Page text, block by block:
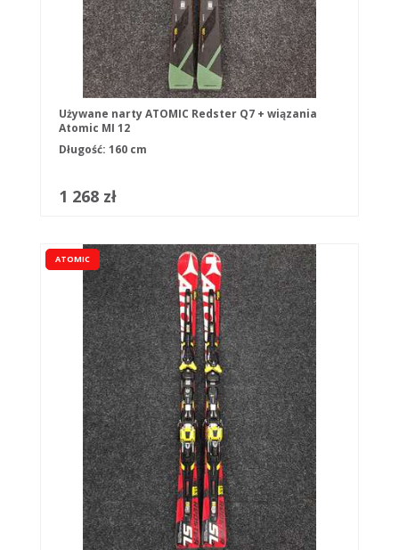
Używane narty ATOMIC Redster Q7 + wiązania
Atomic MI 12
Długość: 160 cm
1 268 zł
ATOMIC